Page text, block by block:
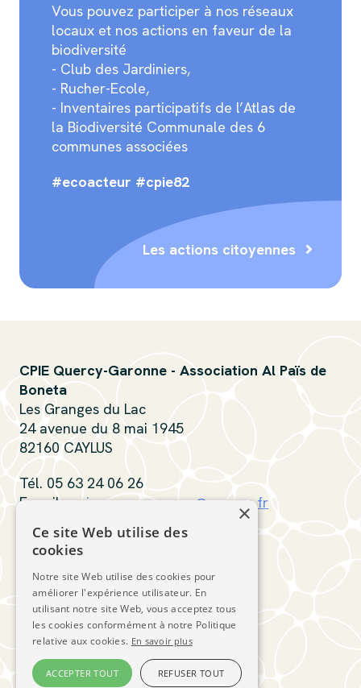
Vous pouvez participer à nos réseaux
locaux et nos actions en faveur de la
biodiversité
- Club des Jardiniers,
- Rucher-Ecole,
- Inventaires participatifs de l’Atlas de
la Biodiversité Communale des 6
communes associées
#ecoacteur #cpie82
Les actions citoyennes
CPIE Quercy-Garonne - Association Al Païs de
Boneta
Les Granges du Lac
24 avenue du 8 mai 1945
82160 CAYLUS
Tél. 05 63 24 06 26
E-mail :cpiequercygaronne@orange.fr
Contactez-nous
Suivez-nous
CPIE Quercy-Garonne © 2026 Connexion
×
Ce site Web utilise des
cookies
Notre site Web utilise des cookies pour
améliorer l'expérience utilisateur. En
utilisant notre site Web, vous acceptez tous
les cookies conformément à notre Politique
relative aux cookies. En savoir plus
ACCEPTER TOUT REFUSER TOUT